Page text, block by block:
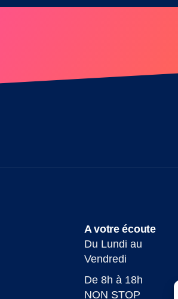
A votre écoute
Du Lundi au
Vendredi
De 8h à 18h
NON STOP